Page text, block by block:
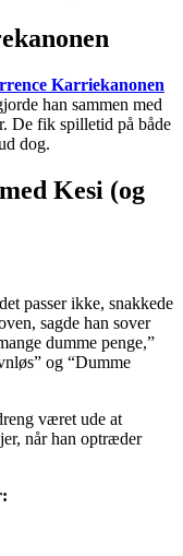
Karriekanonen
han sammen med
De fik spilletid på både
dog.
Kesi (og
passer ikke, snakkede
sagde han sover
dumme penge,”
og “Dumme
været ude at
når han optræder